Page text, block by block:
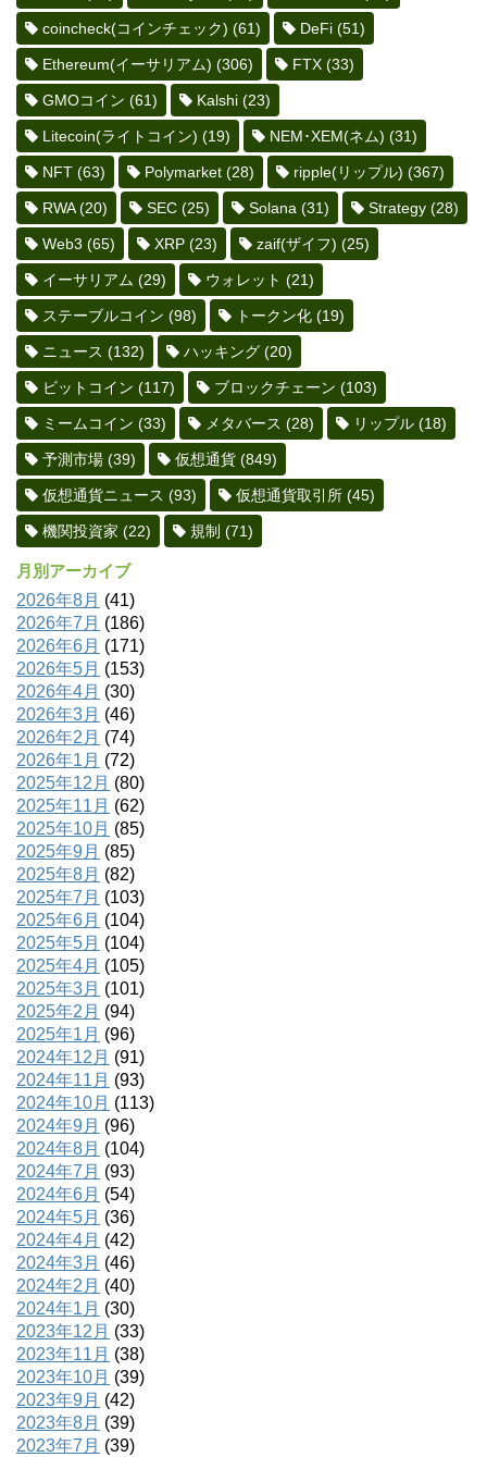
coincheck(コインチェック) (61) DeFi (51)
Ethereum(イーサリアム) (306) FTX (33)
GMOコイン (61) Kalshi (23)
Litecoin(ライトコイン) (19) NEM･XEM(ネム) (31)
NFT (63) Polymarket (28) ripple(リップル) (367)
RWA(20) SEC (25) Solana (31) Strategy (28)
Web3 (65) XRP (23) zaif(ザイフ) (25)
イーサリアム (29) ウォレット (21)
ステーブルコイン (98) トークン化 (19)
ニュース (132) ハッキング (20)
ビットコイン (117) ブロックチェーン (103)
ミームコイン (33) メタバース (28) リップル (18)
予測市場 (39) 仮想通貨 (849)
仮想通貨ニュース (93) 仮想通貨取引所 (45)
機関投資家 (22) 規制 (71)
月別アーカイブ
2026年8月 (41)
2026年7月 (186)
2026年6月 (171)
2026年5月 (153)
2026年4月 (30)
2026年3月 (46)
2026年2月 (74)
2026年1月 (72)
2025年12月 (80)
2025年11月 (62)
2025年10月 (85)
2025年9月 (85)
2025年8月 (82)
2025年7月 (103)
2025年6月 (104)
2025年5月 (104)
2025年4月 (105)
2025年3月 (101)
2025年2月 (94)
2025年1月 (96)
2024年12月 (91)
2024年11月 (93)
2024年10月 (113)
2024年9月 (96)
2024年8月 (104)
2024年7月 (93)
2024年6月 (54)
2024年5月 (36)
2024年4月 (42)
2024年3月 (46)
2024年2月 (40)
2024年1月 (30)
2023年12月 (33)
2023年11月 (38)
2023年10月 (39)
2023年9月 (42)
2023年8月 (39)
2023年7月 (39)